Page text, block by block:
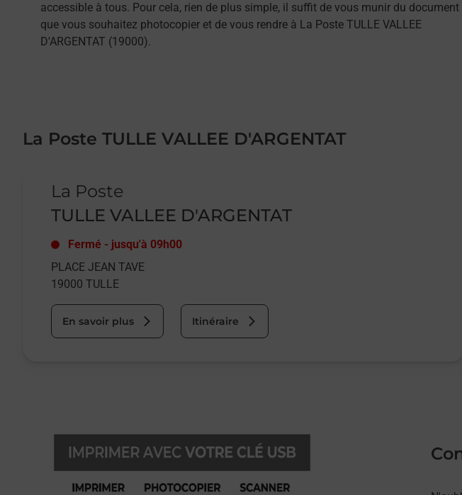
accessible à tous. Pour cela, rien de plus simple, il suffit de vous munir du document
que vous souhaitez photocopier et de vous rendre à La Poste TULLE VALLEE
D'ARGENTAT (19000).
La Poste TULLE VALLEE D'ARGENTAT
La Poste
TULLE VALLEE D'ARGENTAT
Fermé - jusqu'à 09h00
PLACE JEAN TAVE
19000 TULLE
En savoir plus Itinéraire